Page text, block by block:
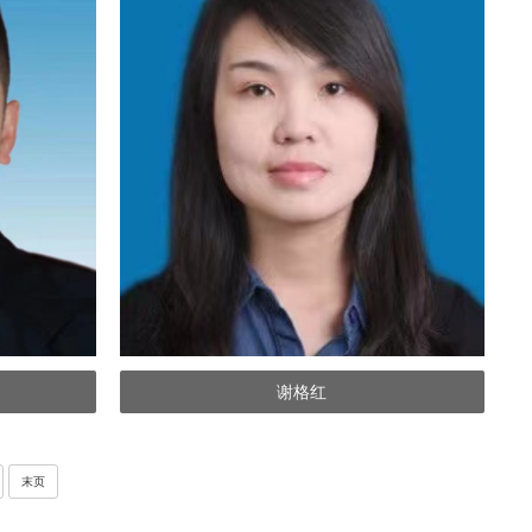
谢格红
末页